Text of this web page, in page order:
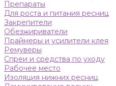
Препараты
Для роста и питания ресниц
Закрепители
Обезжириватели
Праймеры и усилители клея
Ремуверы
Спреи и средства по уходу
Рабочее место
Изоляция нижних ресниц